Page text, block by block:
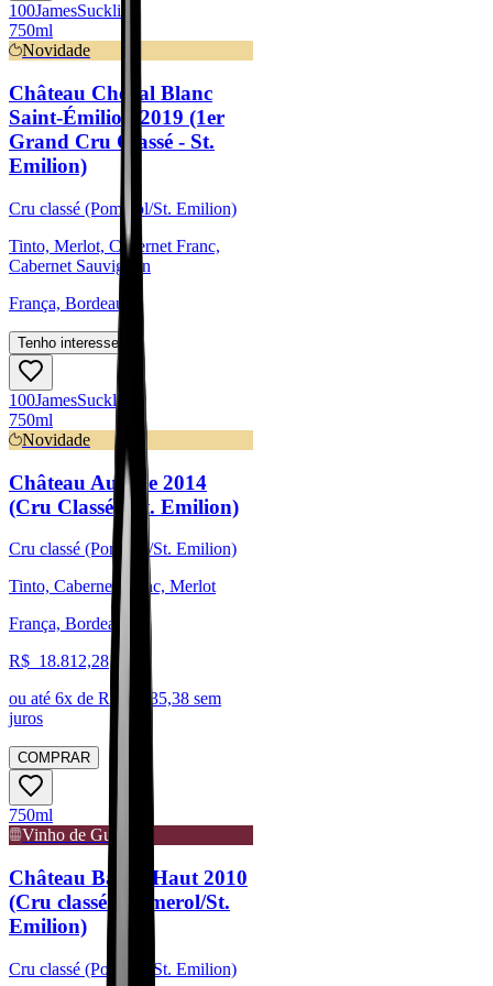
100JamesSuckling
750ml
Novidade
Château Cheval Blanc
Saint-Émilion 2019 (1er
Grand Cru Classé - St.
Emilion)
Cru classé (Pomerol/St. Emilion)
Tinto, Merlot, Cabernet Franc,
Cabernet Sauvignon
França, Bordeaux
Tenho interesse
100JamesSuckling
750ml
Novidade
Château Ausone 2014
(Cru Classé - St. Emilion)
Cru classé (Pomerol/St. Emilion)
Tinto, Cabernet Franc, Merlot
França, Bordeaux
R$ 18.812,28
ou até 6x de R$ 3.135,38 sem
juros
COMPRAR
750ml
Vinho de Guarda
Château Barde Haut 2010
(Cru classé - Pomerol/St.
Emilion)
Cru classé (Pomerol/St. Emilion)